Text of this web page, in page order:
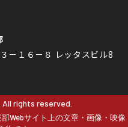
１６－８ レッタスビル8
rights reserved.
Webサイト上の文章・画像・映像